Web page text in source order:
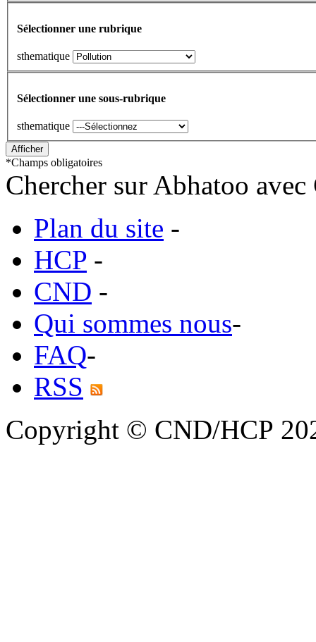
Sélectionner une rubrique
sthematique
Sélectionner une sous-rubrique
sthematique
*Champs obligatoires
Chercher sur Abhatoo
Plan du site -
HCP -
CND -
Qui sommes nous-
FAQ-
RSS
Copyright © CND/HCP